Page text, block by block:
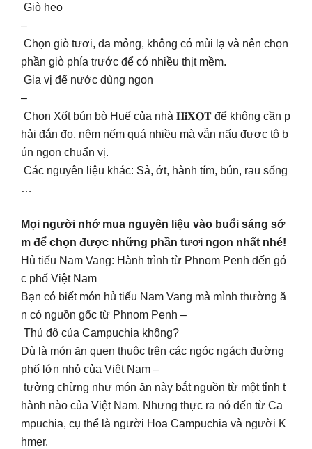
Giò heo
–
Chọn giò tươi, da mỏng, không có mùi lạ và nên chọn
phần giò phía trước để có nhiều thịt mềm.
Gia vị để nước dùng ngon
–
Chọn Xốt bún bò Huế của nhà 𝐇𝐢𝐗𝐎𝐓 để không cần p
hải đắn đo, nêm nếm quá nhiều mà vẫn nấu được tô b
ún ngon chuẩn vị.
Các nguyên liệu khác: Sả, ớt, hành tím, bún, rau sống
…
Mọi người nhớ mua nguyên liệu vào buổi sáng sớ
m để chọn được những phần tươi ngon nhất nhé!
Hủ tiếu Nam Vang: Hành trình từ Phnom Penh đến gó
c phố Việt Nam
Bạn có biết món hủ tiếu Nam Vang mà mình thường ă
n có nguồn gốc từ Phnom Penh –
Thủ đô của Campuchia không?
Dù là món ăn quen thuộc trên các ngóc ngách đường
phố lớn nhỏ của Việt Nam –
tưởng chừng như món ăn này bắt nguồn từ một tỉnh t
hành nào của Việt Nam. Nhưng thực ra nó đến từ Ca
mpuchia, cụ thể là người Hoa Campuchia và người K
hmer.